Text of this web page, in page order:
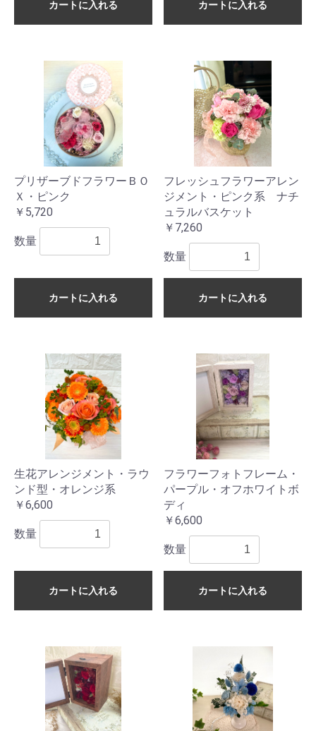
カートに入れる カートに入れる
プリザーブドフラワーＢＯ
Ｘ・ピンク
￥5,720
数量
カートに入れる
フレッシュフラワーアレン
ジメント・ピンク系 ナチ
ュラルバスケット
￥7,260
数量
カートに入れる
生花アレンジメント・ラウ
ンド型・オレンジ系
￥6,600
数量
カートに入れる
フラワーフォトフレーム・
パープル・オフホワイトボ
ディ
￥6,600
数量
カートに入れる